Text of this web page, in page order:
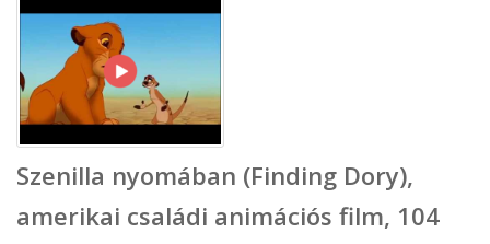
Szenilla nyomában (Finding Dory),
amerikai családi animációs film, 104